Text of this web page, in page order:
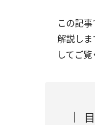
この記
解説しま
してご覧